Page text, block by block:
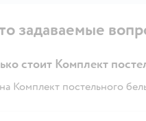
задаваемые
стоит Комплект
Комплект постельного